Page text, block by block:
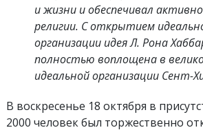
и жизни и обеспечивал
религии. С открытием
организации идея Л. Рона
полностью воплощена в
идеальной организации Сент-
В воскресенье 18 октября в
2000 человек был торжественно